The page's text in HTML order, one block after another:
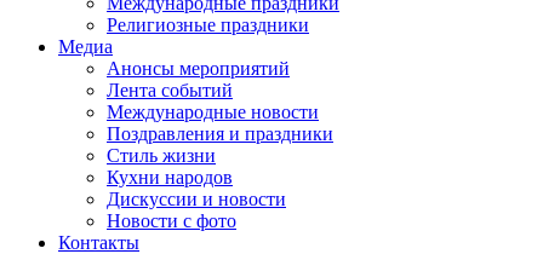
Религиозные праздники
Медиа
Анонсы мероприятий
Лента событий
Международные новости
Поздравления и праздники
Cтиль жизни
Кухни народов
Дискуссии и новости
Новости с фото
Контакты